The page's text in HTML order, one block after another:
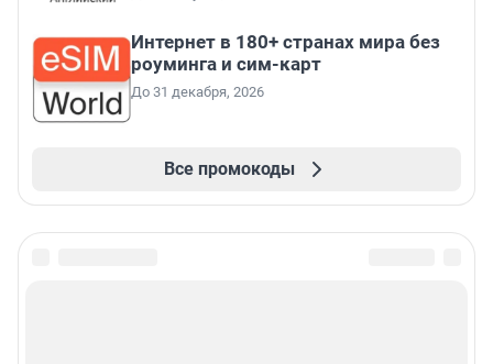
Интернет в 180+ странах мира без
роуминга и сим-карт
До 31 декабря, 2026
Все промокоды